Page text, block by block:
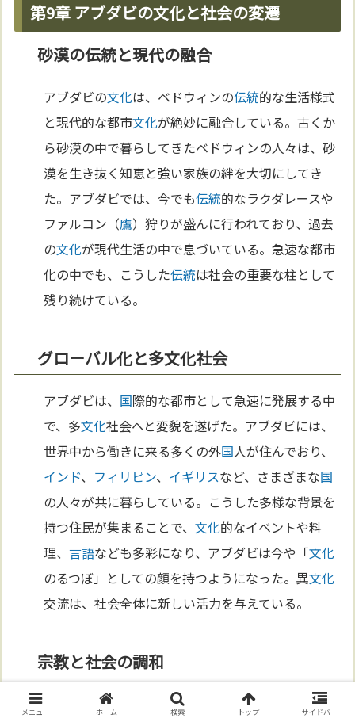
第9章 アブダビの文化と社会の変遷
砂漠の伝統と現代の融合
アブダビの文化は、ベドウィンの伝統的な生活様式
と現代的な都市文化が絶妙に融合している。古くか
ら砂漠の中で暮らしてきたベドウィンの人々は、砂
漠を生き抜く知恵と強い家族の絆を大切にしてき
た。アブダビでは、今でも伝統的なラクダレースや
ファルコン（鷹）狩りが盛んに行われており、過去
の文化が現代生活の中で息づいている。急速な都市
化の中でも、こうした伝統は社会の重要な柱として
残り続けている。
グローバル化と多文化社会
アブダビは、 国際的な都市として急速に発展する中
で、多文化社会へと変貌を遂げた。アブダビには、
世界中から働きに来る多くの外国人が住んでおり、
インド、 フィリピン、 イギリスなど、さまざまな国
の人々が共に暮らしている。こうした多様な背景を
持つ住民が集まることで、文化的なイベントや料
理、言語なども多彩になり、アブダビは今や「文化
のるつぼ」としての顔を持つようになった。異文化
交流は、社会全体に新しい活力を与えている。
宗教と社会の調和
アブダビでは、 イスラム教
教として尊重されて
メニュー ホーム 検索 トップ サイドバー